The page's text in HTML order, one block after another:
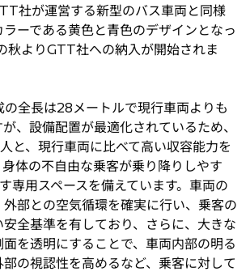
社が運営する新型のバス車両と同様
ーである黄色と青色のデザインとなっ
秋よりGTT社への納入が開始されま
の全長は28メートルで現行車両よりも
、設備配置が最適化されているため、
と、現行車両に比べて高い収容能力を
体の不自由な乗客が乗り降りしやす
専用スペースを備えています。車両の
部との空気循環を確実に行い、乗客の
全基準を有しており、さらに、大きな
を透明にすることで、車両内部の明る
の視認性を高めるなど、乗客に対して